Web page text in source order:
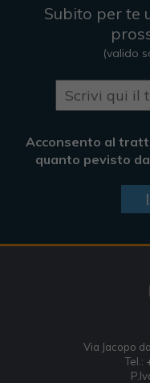
Subito per te
(valido
Acconsento al
quanto pevisto
Via Jacopo
Tel.: